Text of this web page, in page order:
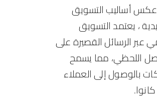
أساليب التسويق
، يعتمد التسويق
عبر الرسائل القصيرة على
اللحظي، مما يسمح
بالوصول إلى العملاء